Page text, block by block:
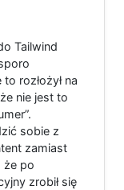
Tailwind
rozłożył na
nie jest to
sobie z
zamiast
że po
zrobił się